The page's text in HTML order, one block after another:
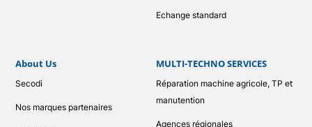
Echange standard
About Us
Secodi
Nos marques partenaires
MULTI-TECHNO SERVICES
Réparation machine agricole, TP et
manutention
Agences régionales